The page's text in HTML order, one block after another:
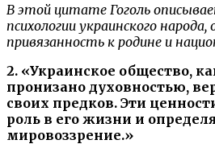
В этой цитате Гоголь
психологии украинского
привязанность к родине и
2. «Украинское общество,
пронизано духовностью,
своих предков. Эти
роль в его жизни и
мировоззрение.»